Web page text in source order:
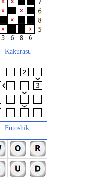
Kakurasu
Futoshiki